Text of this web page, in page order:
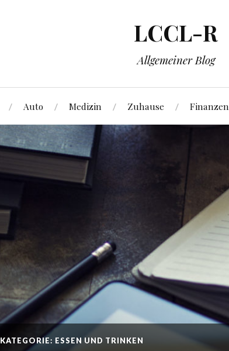
LCCL-R
Allgemeiner Blog
Auto Medizin Zuhause Finanzen
KATEGORIE: ESSEN UND TRINKEN